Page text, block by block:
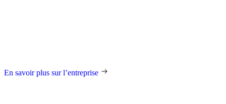
En savoir plus sur l’entreprise